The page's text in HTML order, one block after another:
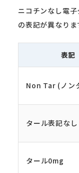
ニコチンなし電子
の表記が異なりま
表記
Non Tar (ノン
タール表記なし
タール0mg